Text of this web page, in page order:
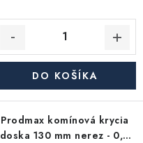
DO KOŠÍKA
Prodmax komínová krycia
doska 130 mm nerez - 0,6